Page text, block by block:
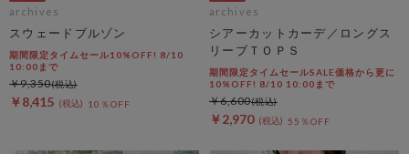
archives
スウェードブルゾン
期間限定タイムセール10%OFF! 8/10
10:00まで
￥8,415 10％OFF
￥9,350
archives
シアーカットカーデ／ロングス
リーブＴＯＰＳ
期間限定タイムセールSALE価格から更に
10%OFF! 8/10 10:00まで
￥2,970 55％OFF
￥6,600